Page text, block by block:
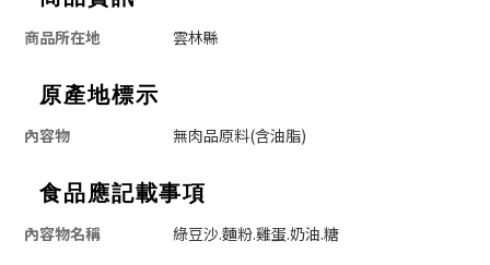
商品所在地 雲林縣
原產地標示
內容物 無肉品原料(含油脂)
食品應記載事項
內容物名稱
綠豆沙.麵粉.雞蛋.奶油.糖